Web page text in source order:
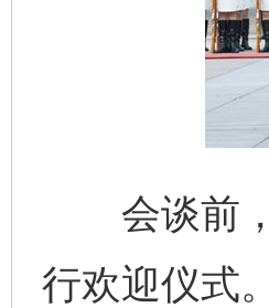
会谈前，
行欢迎仪式。